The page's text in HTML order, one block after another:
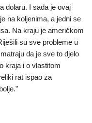
dolaru. I sada je ovaj
na koljenima, a jedni se
Na kraju je američkom
su sve probleme u
da je sve to djelo
kraja i o vlastitom
rat ispao za